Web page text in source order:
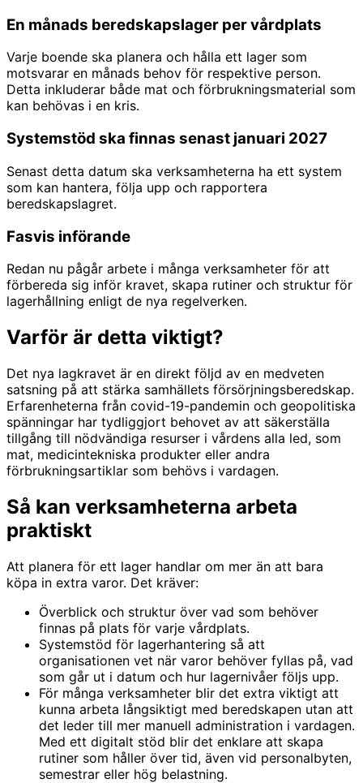
En månads beredskapslager per vårdplats
Varje boende ska planera och hålla ett lager som
motsvarar en månads behov för respektive person.
Detta inkluderar både mat och förbrukningsmaterial som
kan behövas i en kris.
Systemstöd ska finnas senast januari 2027
Senast detta datum ska verksamheterna ha ett system
som kan hantera, följa upp och rapportera
beredskapslagret.
Fasvis införande
Redan nu pågår arbete i många verksamheter för att
förbereda sig inför kravet, skapa rutiner och struktur för
lagerhållning enligt de nya regelverken.
Varför är detta viktigt?
Det nya lagkravet är en direkt följd av en medveten
satsning på att stärka samhällets försörjningsberedskap.
Erfarenheterna från covid-19-pandemin och geopolitiska
spänningar har tydliggjort behovet av att säkerställa
tillgång till nödvändiga resurser i vårdens alla led, som
mat, medicintekniska produkter eller andra
förbrukningsartiklar som behövs i vardagen.
Så kan verksamheterna arbeta
praktiskt
Att planera för ett lager handlar om mer än att bara
köpa in extra varor. Det kräver:
Överblick och struktur över vad som behöver
finnas på plats för varje vårdplats.
Systemstöd för lagerhantering så att
organisationen vet när varor behöver fyllas på, vad
som går ut i datum och hur lagernivåer följs upp.
För många verksamheter blir det extra viktigt att
kunna arbeta långsiktigt med beredskapen utan att
det leder till mer manuell administration i vardagen.
Med ett digitalt stöd blir det enklare att skapa
rutiner som håller över tid, även vid personalbyten,
semestrar eller hög belastning.